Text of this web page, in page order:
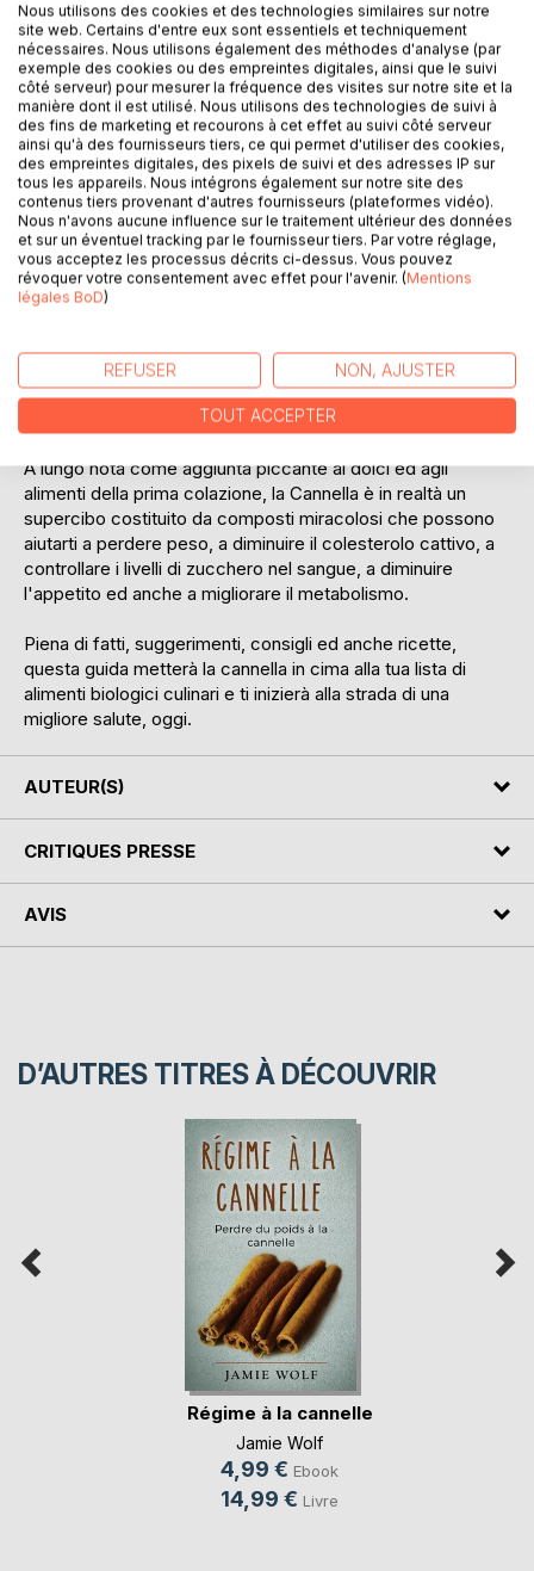
DESCRIPTION
Qualsiasi ricerca veloce su Internet mostrerà che 'perdita
di peso' è tra i primi 10 termini di ricerca - e con ragione. La
gente di tutto il mondo sta cercando di perdere il peso in
eccesso, non solo per il loro aspetto fisico, ma anche per
raggiungimento ed il mantenimento di un sano peso è una
componente chiave nel vivere una vita sana e l'incredibile
gusto della cannella ti può aiutare a perdere peso.
A lungo nota come aggiunta piccante ai dolci ed agli
alimenti della prima colazione, la Cannella è in realtà un
supercibo costituito da composti miracolosi che possono
aiutarti a perdere peso, a diminuire il colesterolo cattivo, a
controllare i livelli di zucchero nel sangue, a diminuire
l'appetito ed anche a migliorare il metabolismo.
Piena di fatti, suggerimenti, consigli ed anche ricette,
questa guida metterà la cannella in cima alla tua lista di
alimenti biologici culinari e ti inizierà alla strada di una
migliore salute, oggi.
AUTEUR(S)
CRITIQUES PRESSE
AVIS
D’AUTRES TITRES À DÉCOUVRIR
Régime à la cannelle
Jamie Wolf
4,99 € Ebook
14,99 € Livre
Nous utilisons des cookies et des technologies similaires sur notre
site web. Certains d'entre eux sont essentiels et techniquement
nécessaires. Nous utilisons également des méthodes d'analyse (par
exemple des cookies ou des empreintes digitales, ainsi que le suivi
côté serveur) pour mesurer la fréquence des visites sur notre site et la
manière dont il est utilisé. Nous utilisons des technologies de suivi à
des fins de marketing et recourons à cet effet au suivi côté serveur
ainsi qu'à des fournisseurs tiers, ce qui permet d'utiliser des cookies,
des empreintes digitales, des pixels de suivi et des adresses IP sur
tous les appareils. Nous intégrons également sur notre site des
contenus tiers provenant d'autres fournisseurs (plateformes vidéo).
Nous n'avons aucune influence sur le traitement ultérieur des données
et sur un éventuel tracking par le fournisseur tiers. Par votre réglage,
vous acceptez les processus décrits ci-dessus. Vous pouvez
révoquer votre consentement avec effet pour l'avenir. (Mentions
légales BoD)
REFUSER NON, AJUSTER
TOUT ACCEPTER